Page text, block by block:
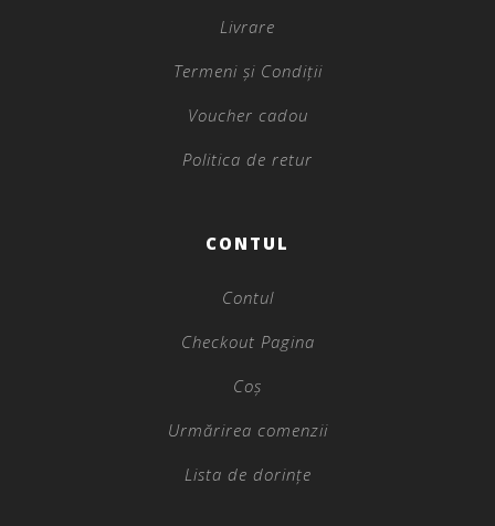
Livrare
Termeni și Condiții
Voucher cadou
Politica de retur
CONTUL
Contul
Checkout Pagina
Coș
Urmărirea comenzii
Lista de dorințe